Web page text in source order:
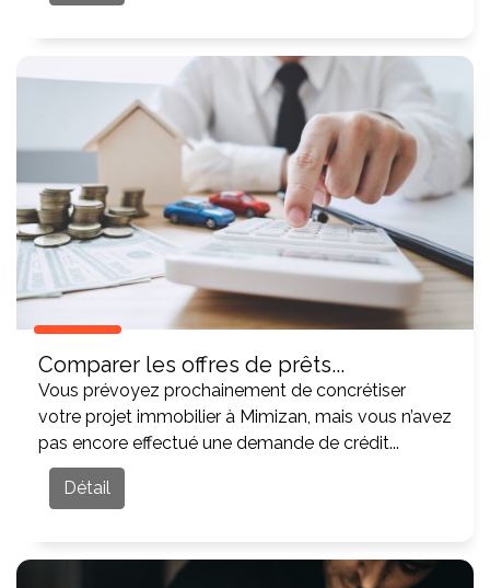
Comparer les offres de prêts...
Vous prévoyez prochainement de concrétiser
votre projet immobilier à Mimizan, mais vous n’avez
pas encore effectué une demande de crédit...
Détail